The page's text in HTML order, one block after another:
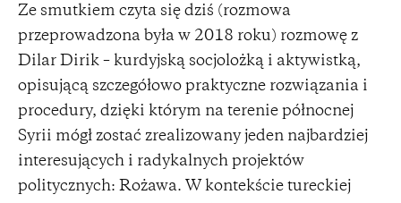
Ze smutkiem czyta się dziś (rozmowa
przeprowadzona była w 2018 roku) rozmowę z
Dilar Dirik – kurdyjską socjolożką i aktywistką,
opisującą szczegółowo praktyczne rozwiązania i
procedury, dzięki którym na terenie północnej
Syrii mógł zostać zrealizowany jeden najbardziej
interesujących i radykalnych projektów
politycznych: Rożawa. W kontekście tureckiej